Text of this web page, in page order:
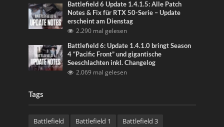
Battlefield 6 Update 1.4.1.5: Alle Patch
Notes & Fix für RTX 50-Serie – Update
erscheint am Dienstag
2.290 mal gelesen
Battlefield 6: Update 1.4.1.0 bringt Season
4 “Pacific Front” und gigantische
Seeschlachten inkl. Changelog
2.069 mal gelesen
Tags
Battlefield Battlefield 1
Battlefield 3